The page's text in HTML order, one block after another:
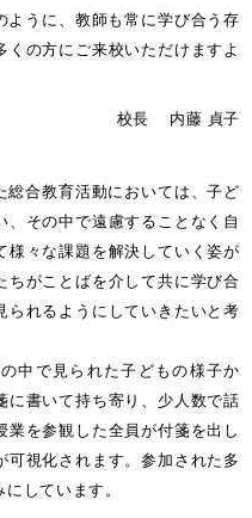
ように、教師も常に学び合う存
の方にご来校いただけますよ
校長 内藤 貞子
総合教育活動においては、子ど
、その中で遠慮することなく自
様々な課題を解決していく姿が
ちがことばを介して共に学び合
られるようにしていきたいと考
中で見られた子どもの様子か
に書いて持ち寄り、少人数で話
業を参観した全員が付箋を出し
視化されます。参加された多
しています。